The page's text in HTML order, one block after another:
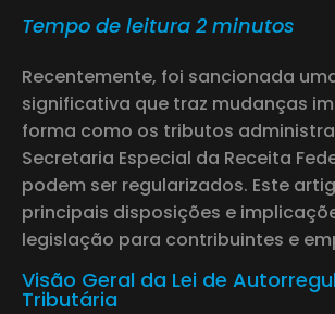
Tempo de leitura 2 minutos
Recentemente, foi sancionada
significativa que traz mudanças
forma como os tributos
Secretaria Especial da Receita
podem ser regularizados. Este
principais disposições e
legislação para contribuintes e
Visão Geral da Lei de
Tributária